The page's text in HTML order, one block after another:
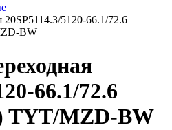
20SP5114.3/5120-66.1/72.6
BW
66.1/72.6
TYT/MZD-BW